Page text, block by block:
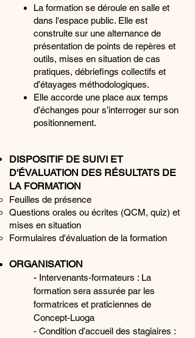
La formation se déroule en salle et
dans l'espace public. Elle est
construite sur une alternance de
présentation de points de repères et
outils, mises en situation de cas
pratiques, débriefings collectifs et
d’étayages méthodologiques.
Elle accorde une place aux temps
d’échanges pour s’interroger sur son
positionnement.
DISPOSITIF DE SUIVI ET
D'ÉVALUATION DES RÉSULTATS DE
LA FORMATION
Feuilles de présence
Questions orales ou écrites (QCM, quiz) et
mises en situation
Formulaires d'évaluation de la formation
ORGANISATION
- Intervenants-formateurs : La
formation sera assurée par les
formatrices et praticiennes de
Concept-Luoga
- Condition d’accueil des stagiaires :